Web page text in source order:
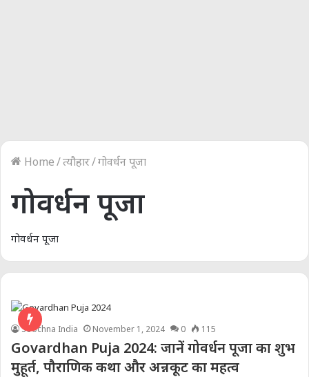
Home/त्यौहार/गोवर्धन पूजा
गोवर्धन पूजा
गोवर्धन पूजा
Soochna India November 1, 2024 0 115
Govardhan Puja 2024: जानें गोवर्धन पूजा का शुभ
मुहूर्त, पौराणिक कथा और अन्नकूट का महत्व